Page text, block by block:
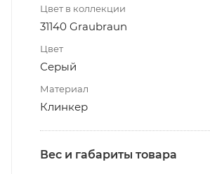
Цвет в коллекции
31140 Graubraun
Цвет
Серый
Материал
Клинкер
Вес и габариты товара